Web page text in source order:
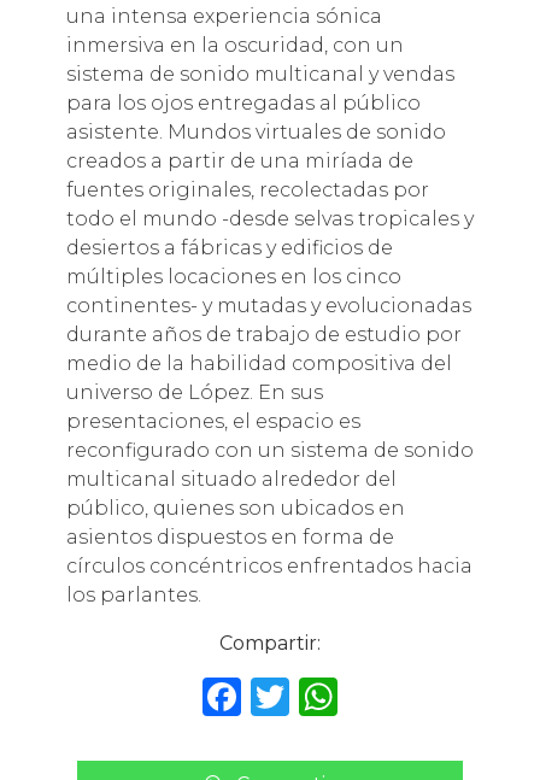
una intensa experiencia sónica
inmersiva en la oscuridad, con un
sistema de sonido multicanal y vendas
para los ojos entregadas al público
asistente. Mundos virtuales de sonido
creados a partir de una miríada de
fuentes originales, recolectadas por
todo el mundo -desde selvas tropicales y
desiertos a fábricas y edificios de
múltiples locaciones en los cinco
continentes- y mutadas y evolucionadas
durante años de trabajo de estudio por
medio de la habilidad compositiva del
universo de López. En sus
presentaciones, el espacio es
reconfigurado con un sistema de sonido
multicanal situado alrededor del
público, quienes son ubicados en
asientos dispuestos en forma de
círculos concéntricos enfrentados hacia
los parlantes.
Compartir:
F T W